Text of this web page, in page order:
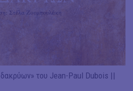
του Jean-Paul Dubois ||